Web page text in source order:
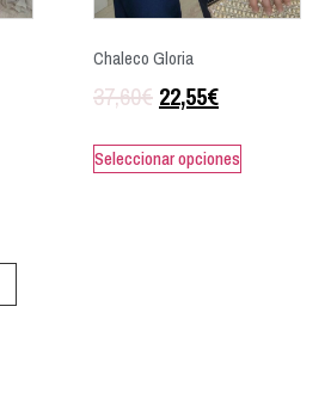
Chaleco Gloria
37,60€ 22,55€
Seleccionar opciones